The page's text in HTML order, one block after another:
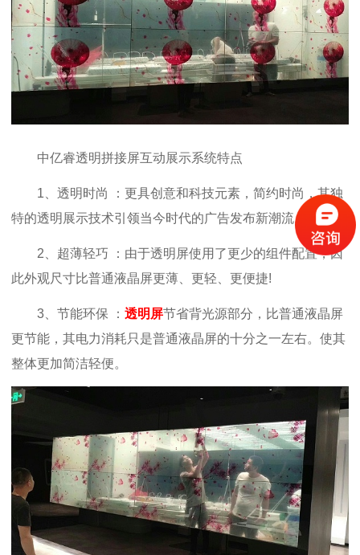
中亿睿透明拼接屏互动展示系统特点
1、透明时尚 ：更具创意和科技元素，简约时尚，其独
特的透明展示技术引领当今时代的广告发布新潮流。
2、超薄轻巧 ：由于透明屏使用了更少的组件配置，因
此外观尺寸比普通液晶屏更薄、更轻、更便捷!
3、节能环保 ： 透明屏节省背光源部分，比普通液晶屏
更节能，其电力消耗只是普通液晶屏的十分之一左右。使其
整体更加简洁轻便。